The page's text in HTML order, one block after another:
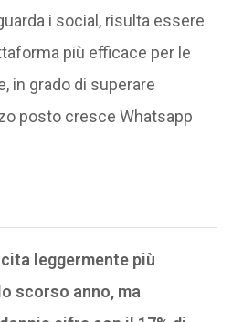
i social, risulta essere
più efficace per le
in grado di superare
posto cresce Whatsapp
leggermente più
scorso anno, ma